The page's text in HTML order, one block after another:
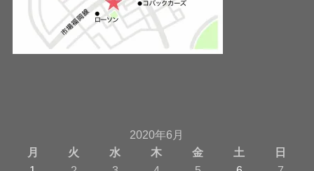
2020年6月
月
火 水 木 金 土
日